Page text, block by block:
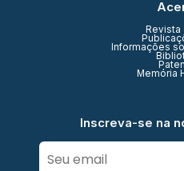
Revista
Informações
Memória
Inscreva-se na